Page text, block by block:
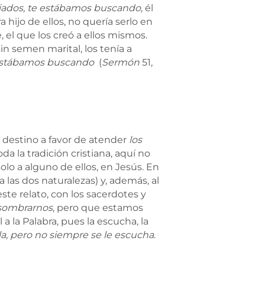
te estábamos buscando, él
hijo de ellos, no quería serlo en
que los creó a ellos mismos.
semen marital, los tenía a
buscando(Sermón 51,
destino a favor de atender los
la tradición cristiana, aquí no
a alguno de ellos, en Jesús. En
dos naturalezas) y, además, al
relato, con los sacerdotes y
, pero que estamos
la Palabra, pues la escucha, la
pero no siempre se le escucha.